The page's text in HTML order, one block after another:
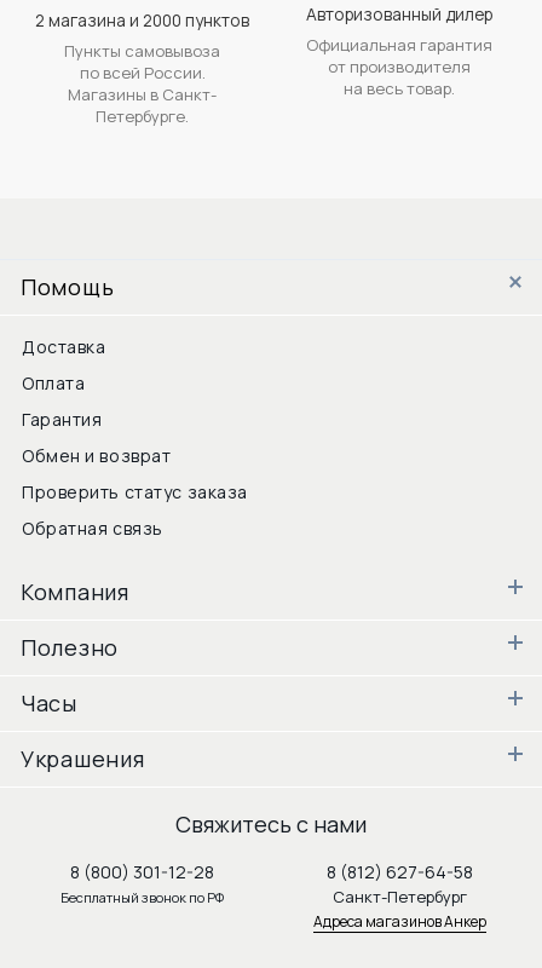
2 магазина и 2000 пунктов
Пункты самовывоза
по всей России.
Магазины в Санкт-
Петербурге.
Авторизованный дилер
Официальная гарантия
от производителя
на весь товар.
Помощь
Доставка
Оплата
Гарантия
Обмен и возврат
Проверить статус заказа
Обратная связь
Компания
Полезно
Часы
Украшения
Свяжитесь с нами
8 (800) 301-12-28
Бесплатный звонок по РФ
8 (812) 627-64-58
Санкт-Петербург
Адреса магазинов Анкер